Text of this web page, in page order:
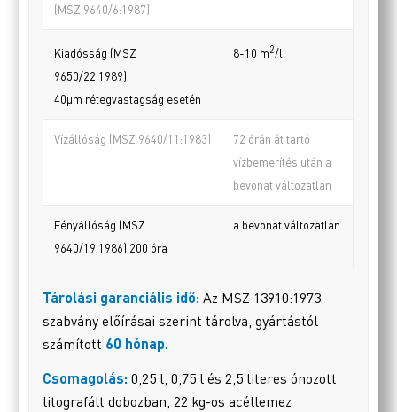
(MSZ 9640/6:1987)
Kiadósság (MSZ
9650/22:1989)
40µm rétegvastagság esetén
8-10 m2/l
Vízállóság (MSZ 9640/11:1983)
72 órán át tartó
vízbemerítés után a
bevonat változatlan
Fényállóság (MSZ
9640/19:1986) 200 óra
a bevonat változatlan
Tárolási garanciális idő:Az MSZ 13910:1973
szabvány előírásai szerint tárolva, gyártástól
számított 60 hónap.
Csomagolás: 0,25 l, 0,75 l és 2,5 literes ónozott
litografált dobozban, 22 kg-os acéllemez